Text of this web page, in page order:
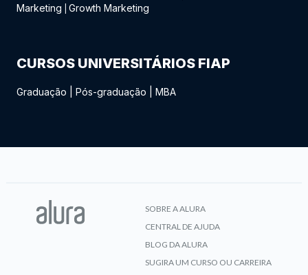
Marketing
Growth Marketing
CURSOS UNIVERSITÁRIOS FIAP
Graduação Pós-graduação MBA
SOBRE A ALURA
CENTRAL DE AJUDA
BLOG DA ALURA
SUGIRA UM CURSO OU CARREIRA